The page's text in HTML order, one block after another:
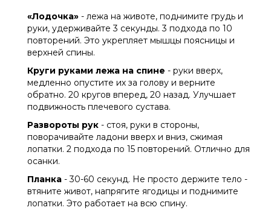
«Лодочка» - лежа на животе, поднимите грудь и
руки, удерживайте 3 секунды. 3 подхода по 10
повторений. Это укрепляет мышцы поясницы и
верхней спины.
Круги руками лежа на спине - руки вверх,
медленно опустите их за голову и верните
обратно. 20 кругов вперед, 20 назад. Улучшает
подвижность плечевого сустава.
Развороты рук - стоя, руки в стороны,
поворачивайте ладони вверх и вниз, сжимая
лопатки. 2 подхода по 15 повторений. Отлично для
осанки.
Планка - 30-60 секунд. Не просто держите тело -
втяните живот, напрягите ягодицы и поднимите
лопатки. Это работает на всю спину.